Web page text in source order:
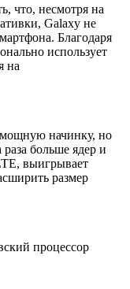
что, несмотря на
Galaxy не
Благодаря
использует
на
мощную начинку, но
больше ядер и
выигрывает
размер
процессор